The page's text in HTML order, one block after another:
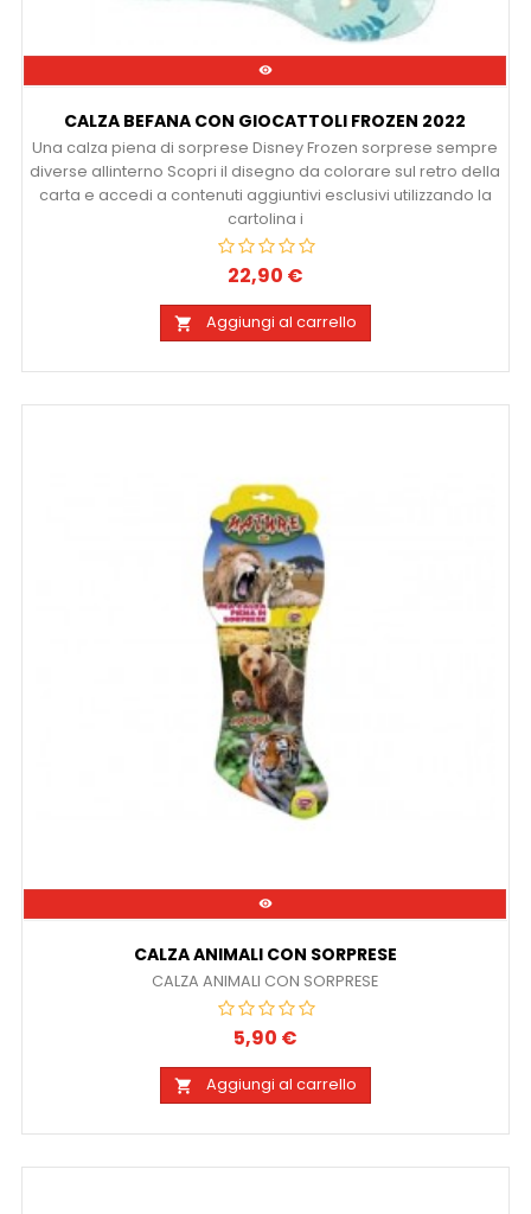

CALZA BEFANA CON GIOCATTOLI FROZEN 2022
Una calza piena di sorprese Disney Frozen sorprese sempre
diverse allinterno Scopri il disegno da colorare sul retro della
carta e accedi a contenuti aggiuntivi esclusivi utilizzando la
cartolina i
Prezzo
22,90 €
 Aggiungi al carrello

CALZA ANIMALI CON SORPRESE
CALZA ANIMALI CON SORPRESE
Prezzo
5,90 €
 Aggiungi al carrello